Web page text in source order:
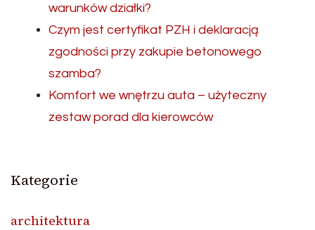
warunków działki?
Czym jest certyfikat PZH i deklaracją
zgodności przy zakupie betonowego
szamba?
Komfort we wnętrzu auta – użyteczny
zestaw porad dla kierowców
Kategorie
architektura